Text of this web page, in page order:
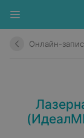
Онлайн-